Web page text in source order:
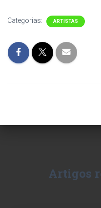
Categorias: ARTISTAS
Artigos